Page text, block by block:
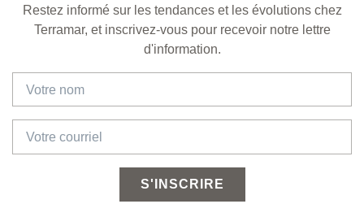
Restez informé sur les tendances et les évolutions chez
Terramar, et inscrivez-vous pour recevoir notre lettre
d'information.
S'INSCRIRE